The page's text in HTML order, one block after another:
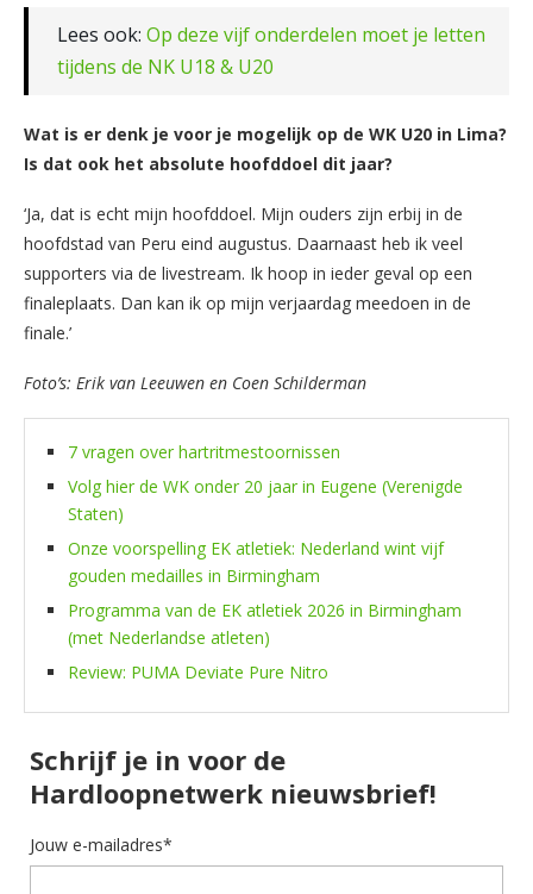
Lees ook: Op deze vijf onderdelen moet je letten
tijdens de NK U18 & U20
Wat is er denk je voor je mogelijk op de WK U20 in Lima?
Is dat ook het absolute hoofddoel dit jaar?
‘Ja, dat is echt mijn hoofddoel. Mijn ouders zijn erbij in de
hoofdstad van Peru eind augustus. Daarnaast heb ik veel
supporters via de livestream. Ik hoop in ieder geval op een
finaleplaats. Dan kan ik op mijn verjaardag meedoen in de
finale.’
Foto’s: Erik van Leeuwen en Coen Schilderman
7 vragen over hartritmestoornissen
Volg hier de WK onder 20 jaar in Eugene (Verenigde
Staten)
Onze voorspelling EK atletiek: Nederland wint vijf
gouden medailles in Birmingham
Programma van de EK atletiek 2026 in Birmingham
(met Nederlandse atleten)
Review: PUMA Deviate Pure Nitro
Schrijf je in voor de
Hardloopnetwerk nieuwsbrief!
Jouw e-mailadres*